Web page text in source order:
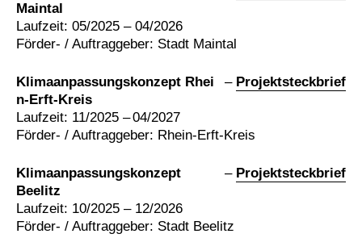
Maintal
Laufzeit: 05/2025 – 04/2026
Förder- / Auftraggeber: Stadt Maintal
Klimaanpassungskonzept Rhei
n-Erft-Kreis
– Projektsteckbrief
Laufzeit: 11/2025 – 04/2027
Förder- / Auftraggeber: Rhein-Erft-Kreis
Klimaanpassungskonzept
Beelitz
– Projektsteckbrief
Laufzeit: 10/2025 – 12/2026
Förder- / Auftraggeber: Stadt Beelitz